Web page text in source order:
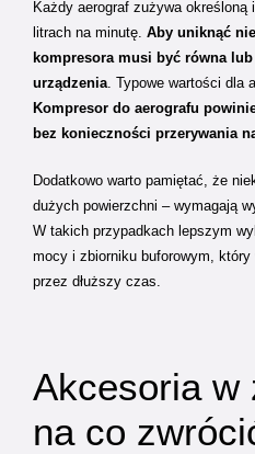
Każdy aerograf zużywa
litrach na minutę. Aby uniknąć
kompresora musi być równa
urządzenia. Typowe wartości dla
Kompresor do aerografu
bez konieczności przerywania
Dodatkowo warto pamiętać, że
dużych powierzchni – wymagają
W takich przypadkach lepszym
mocy i zbiorniku buforowym,
przez dłuższy czas.
Akcesoria w
na co